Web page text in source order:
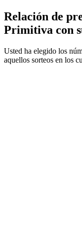
Relación de
Primitiva con
Usted ha elegido los
aquellos sorteos en los